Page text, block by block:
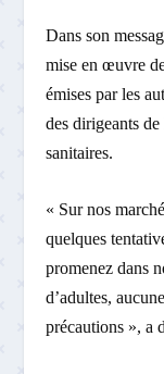
Dans son
mise en œuvre
émises par les
des dirigeants
sanitaires.
« Sur nos
quelques
promenez dans
d’adultes,
précautions », a